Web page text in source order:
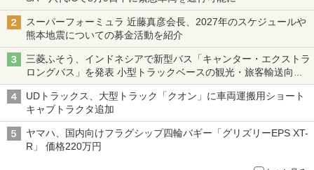
スーパーフォーミュラ 近藤真彦会長、2027年のスケジュールや
熊本地震についての募金活動を紹介
三菱ふそう、インドネシアで新型バス「キャンター・エクストラ
ロングバス」を発表 小型トラックベースの観光・旅客輸送向け
バス
UDトラックス、大型トラック「クオン」に車両運搬用ショート
キャブトラクタ追加
ヤマハ、国内向けフラグシップ四輪バギー「グリズリーEPS XT-
R」 価格220万円